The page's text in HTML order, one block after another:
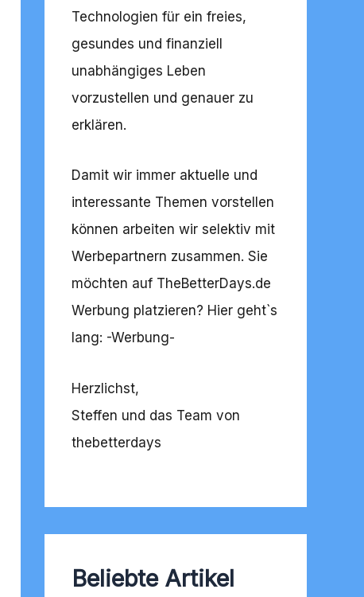
Technologien für ein freies,
gesundes und finanziell
unabhängiges Leben
vorzustellen und genauer zu
erklären.
Damit wir immer aktuelle und
interessante Themen vorstellen
können arbeiten wir selektiv mit
Werbepartnern zusammen. Sie
möchten auf TheBetterDays.de
Werbung platzieren? Hier geht`s
lang: -Werbung-
Herzlichst,
Steffen und das Team von
thebetterdays
Beliebte Artikel